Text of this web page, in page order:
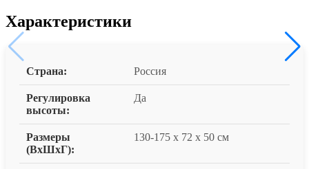
Характеристики
Страна: Россия
Регулировка
высоты:
Да
Размеры
(ВxШxГ):
130-175 x 72 x 50 см